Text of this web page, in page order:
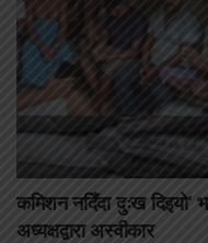
कमिशन नदिँदा दुःख
अध्यक्षद्वारा अस्वीकार